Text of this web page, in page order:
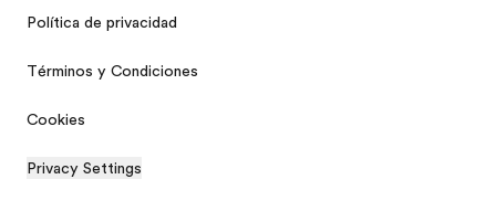
Política de privacidad
Términos y Condiciones
Cookies
Privacy Settings